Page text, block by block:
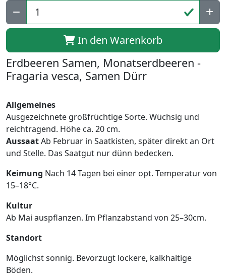
In den Warenkorb
Erdbeeren Samen, Monatserdbeeren -
Fragaria vesca, Samen Dürr
Allgemeines
Ausgezeichnete großfrüchtige Sorte. Wüchsig und
reichtragend. Höhe ca. 20 cm.
AussaatAb Februar in Saatkisten, später direkt an Ort
und Stelle. Das Saatgut nur dünn bedecken.
Keimung Nach 14 Tagen bei einer opt. Temperatur von
15–18°C.
Kultur
Ab Mai auspflanzen. Im Pflanzabstand von 25–30cm.
Standort
Möglichst sonnig. Bevorzugt lockere, kalkhaltige
Böden.